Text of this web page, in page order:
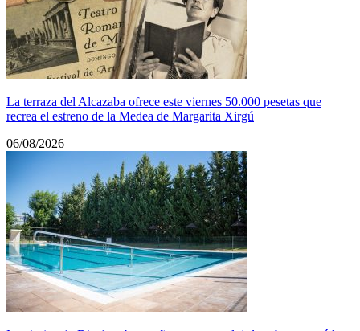
La terraza del Alcazaba ofrece este viernes 50.000 pesetas que
recrea el estreno de la Medea de Margarita Xirgú
06/08/2026